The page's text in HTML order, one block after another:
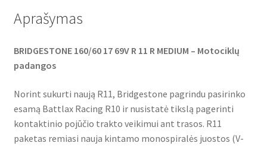
Aprašymas
BRIDGESTONE 160/60 17 69V R 11 R MEDIUM – Motociklų
padangos
Norint sukurti naują R11, Bridgestone pagrindu pasirinko
esamą Battlax Racing R10 ir nusistatė tikslą pagerinti
kontaktinio pojūčio trakto veikimui ant trasos. R11
paketas remiasi nauja kintamo monospiralės juostos (V-